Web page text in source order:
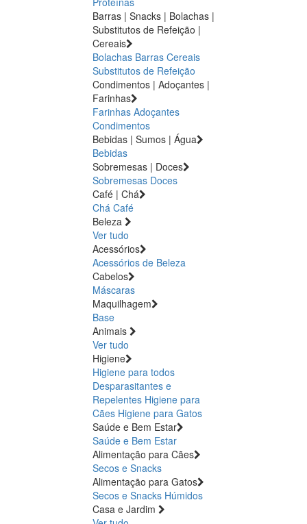
Barras | Snacks | Bolachas |
Substitutos de Refeição |
Cereais
Bolachas Barras Cereais
Substitutos de Refeição
Condimentos | Adoçantes |
Farinhas
Farinhas Adoçantes
Condimentos
Bebidas | Sumos | Água
Bebidas
Sobremesas | Doces
Sobremesas Doces
Café | Chá
Chá Café
Beleza
Ver tudo
Acessórios
Acessórios de Beleza
Cabelos
Máscaras
Maquilhagem
Base
Animais
Ver tudo
Higiene
Higiene para todos
Desparasitantes e
Repelentes Higiene para
Cães Higiene para Gatos
Saúde e Bem Estar
Saúde e Bem Estar
Alimentação para Cães
Secos e Snacks
Alimentação para Gatos
Secos e Snacks Húmidos
Casa e Jardim